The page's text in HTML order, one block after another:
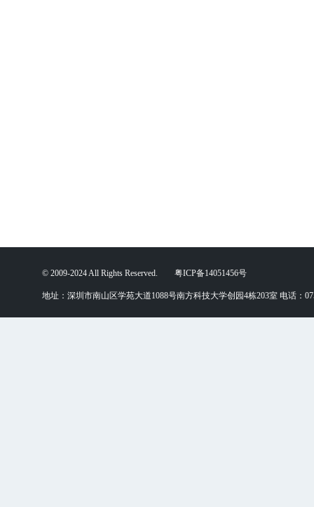
© 2009-2024 All Rights Reserved. 粤ICP备14051456号
地址：深圳市南山区学苑大道1088号南方科技大学创园4栋203室 电话：